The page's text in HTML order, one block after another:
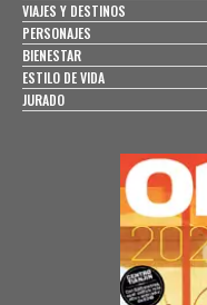
VIAJES Y DESTINOS
PERSONAJES
BIENESTAR
ESTILO DE VIDA
JURADO